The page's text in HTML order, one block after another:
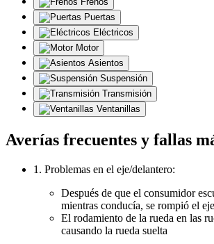
Puertas
Eléctricos
Motor
Asientos
Suspensión
Transmisión
Ventanillas
Averías frecuentes y fallas
1. Problemas en el eje/delantero:
Después de que el consumidor
mientras conducía, se rompió el
El rodamiento de la rueda en las
causando la rueda suelta